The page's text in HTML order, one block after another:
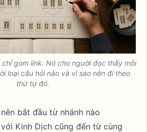
gom link. Nó cho người đọc thấy mỗi
loại câu hỏi nào và vì sao nên đi theo
thứ tự đó.
bắt đầu từ nhánh nào
Kinh Dịch cũng đến từ cùng